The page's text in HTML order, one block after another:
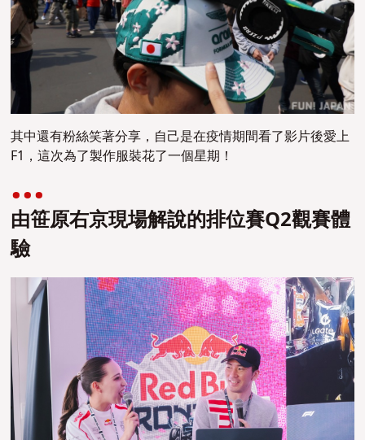
其中還有粉絲笑著分享，自己是在疫情期間看了影片後愛上
F1，這次為了製作服裝花了一個星期！
由笹原右京現場解說的排位賽Q2觀賽體
驗